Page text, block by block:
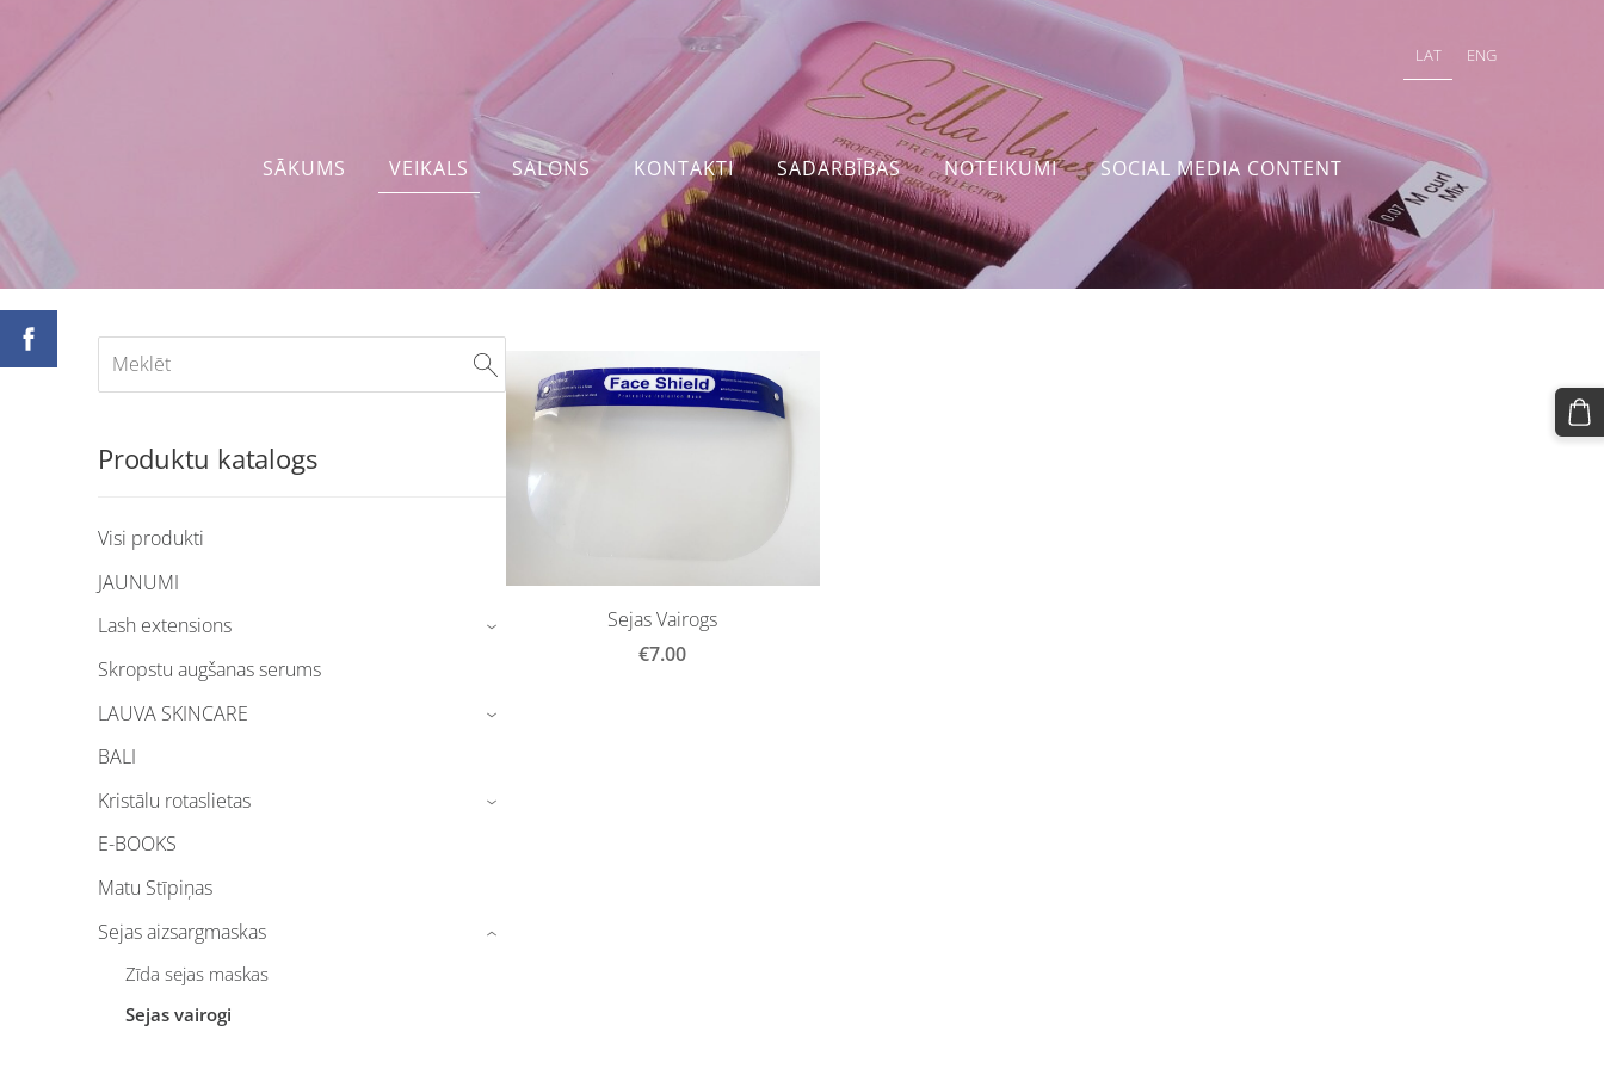
LAT ENG
SĀKUMS VEIKALS SALONS KONTAKTI SADARBĪBAS NOTEIKUMI SOCIAL MEDIA CONTENT
Produktu katalogs
Visi produkti
JAUNUMI
Lash extensions
›
Skropstu augšanas serums
LAUVA SKINCARE
›
BALI
Kristālu rotaslietas
›
E-BOOKS
Matu Stīpiņas
Sejas aizsargmaskas
Zīda sejas maskas
Sejas vairogi
›
Sejas Vairogs
€7.00